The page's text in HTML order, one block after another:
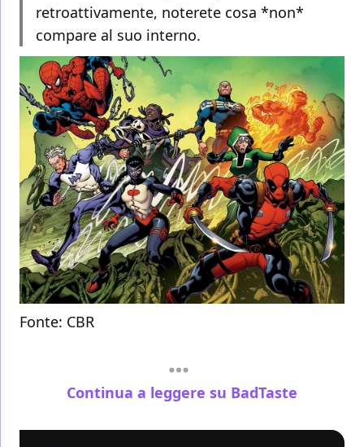
retroattivamente, noterete cosa *non*
compare al suo interno.
Fonte: CBR
Continua a leggere su BadTaste